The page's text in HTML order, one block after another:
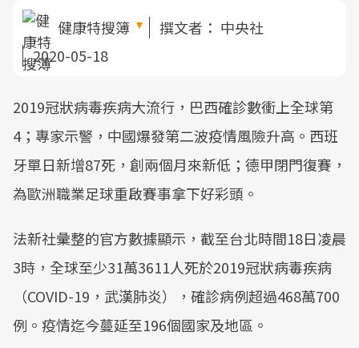
健康特搜簿 撰文者： 中央社
2020-05-18
2019冠狀病毒疾病大流行，巴西確診數衝上全球第
4；專家示警，中國爆發第二波疫情風險升高。西班
牙單日新增87死，創兩個月來新低；德甲閉門復賽，
為歐洲職業足球重啟賽事拿下好彩頭。
法新社彙整的官方數據顯示，截至台北時間18日凌晨
3時，全球至少31萬3611人死於2019冠狀病毒疾病
（COVID-19，武漢肺炎），確診病例超過468萬700
例。疫情迄今蔓延至196個國家及地區。